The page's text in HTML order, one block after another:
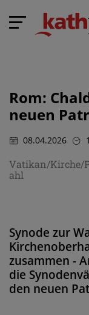
Rom:
neuen
08.04.2026
Vatikan/Kirche/
ahl
Synode zur
zusammen -
die
den neuen